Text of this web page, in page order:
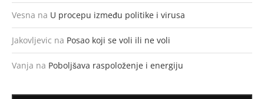
Vesna na U procepu između politike i virusa
Jakovljevic na Posao koji se voli ili ne voli
Vanja na Poboljšava raspoloženje i energiju